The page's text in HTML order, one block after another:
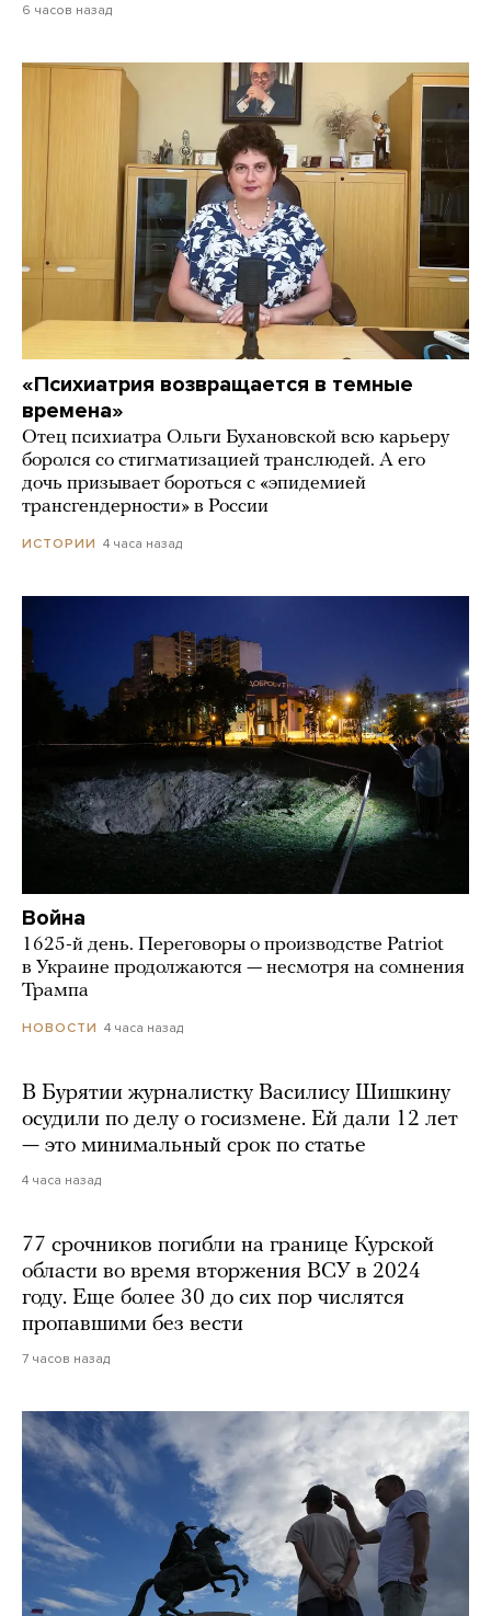
6 часов назад
«Психиатрия возвращается в темные
времена»
Отец психиатра Ольги Бухановской всю карьеру
боролся со стигматизацией транслюдей. А его
дочь призывает бороться с «эпидемией
трансгендерности» в России
ИСТОРИИ 4 часа назад
Война
1625-й день. Переговоры о производстве Patriot
в Украине продолжаются — несмотря на сомнения
Трампа
НОВОСТИ 4 часа назад
В Бурятии журналистку Василису Шишкину
осудили по делу о госизмене. Ей дали 12 лет
— это минимальный срок по статье
4 часа назад
77 срочников погибли на границе Курской
области во время вторжения ВСУ в 2024
году. Еще более 30 до сих пор числятся
пропавшими без вести
7 часов назад